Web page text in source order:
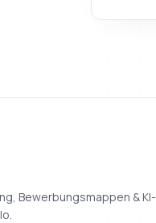
Bewerbungsmappen & KI-